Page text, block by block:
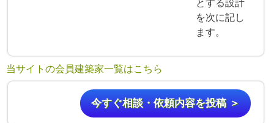
を次に記し
ます。
当サイトの会員建築家一覧はこちら
今すぐ相談・依頼内容を投稿 ＞